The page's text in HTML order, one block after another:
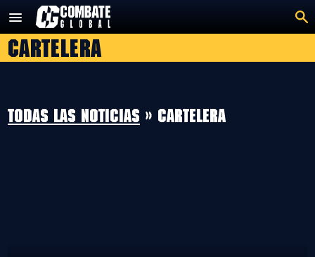
contenido
Cartelera
Todas las noticias » Cartelera